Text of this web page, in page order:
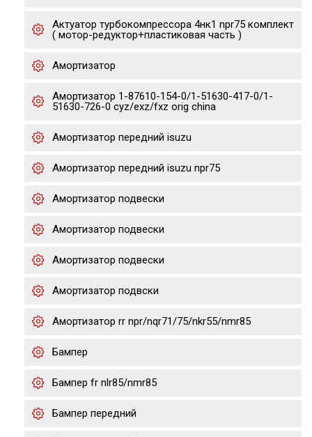
Актуатор турбокомпрессора 4нк1 npr75 комплект
( мотор-редуктор+пластиковая часть )
Амортизатор
Амортизатор 1-87610-154-0/1-51630-417-0/1-
51630-726-0 cyz/exz/fxz orig china
Амортизатор передний isuzu
Амортизатор передний isuzu npr75
Амортизатор подвески
Амортизатор подвески
Амортизатор подвески
Амортизатор подвски
Амортизатор rr npr/nqr71/75/nkr55/nmr85
Бампер
Бампер fr nlr85/nmr85
Бампер передний